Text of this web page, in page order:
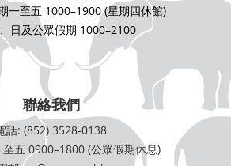
一至五 1000–1900 (星期四休館)
日及公眾假期 1000–2100
聯絡我們
話: (852) 3528-0138
五 0900–1800 (公眾假期休息)